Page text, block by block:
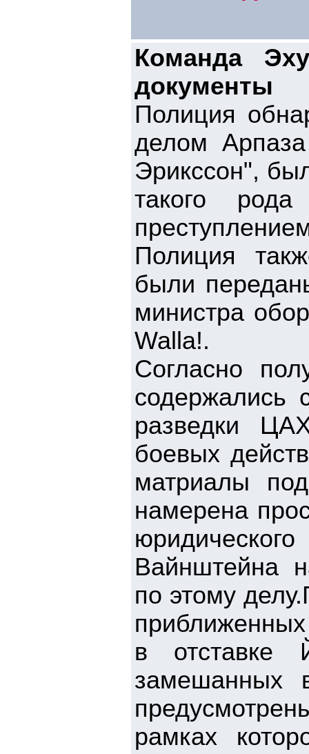
Команда
документы
Полиция
делом
Эрикссон",
такого рода
Полиция
были
министра
Walla!.
Согласно
содержались
разведки
боевых
матриалы
намерена
Вайнштейна
по этому
в отставке
замешанных
рамках